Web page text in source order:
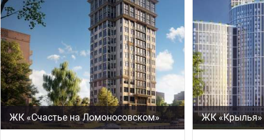
ЖК «Счастье на Ломоносовском» ЖК «Крылья»